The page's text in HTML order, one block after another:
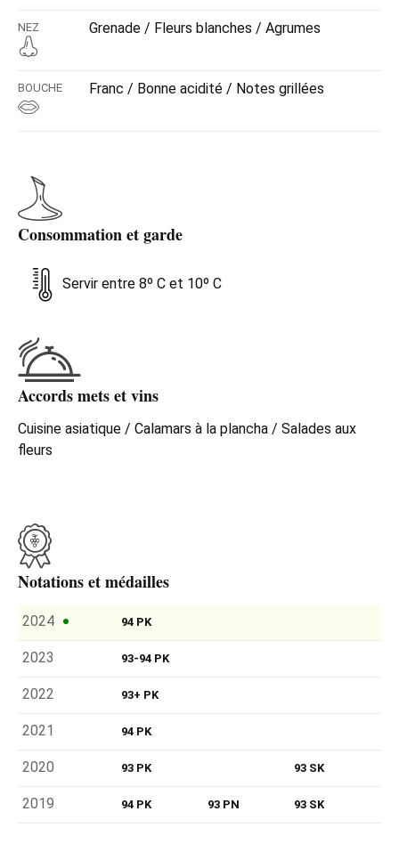
NEZ Grenade / Fleurs blanches / Agrumes
BOUCHE Franc / Bonne acidité / Notes grillées
Consommation et garde
Servir entre 8º C et 10º C
Accords mets et vins
Cuisine asiatique / Calamars à la plancha / Salades aux
fleurs
Notations et médailles
2024 94 PK
2023 93-94 PK
2022 93+ PK
2021 94 PK
2020 93 PK 93 SK
2019 94 PK 93 PN 93 SK